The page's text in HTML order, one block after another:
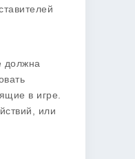
должна
в игре.
или